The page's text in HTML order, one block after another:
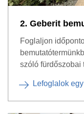
2. Geberit
Foglaljon
szóló fürdőszobai
Lefoglalok